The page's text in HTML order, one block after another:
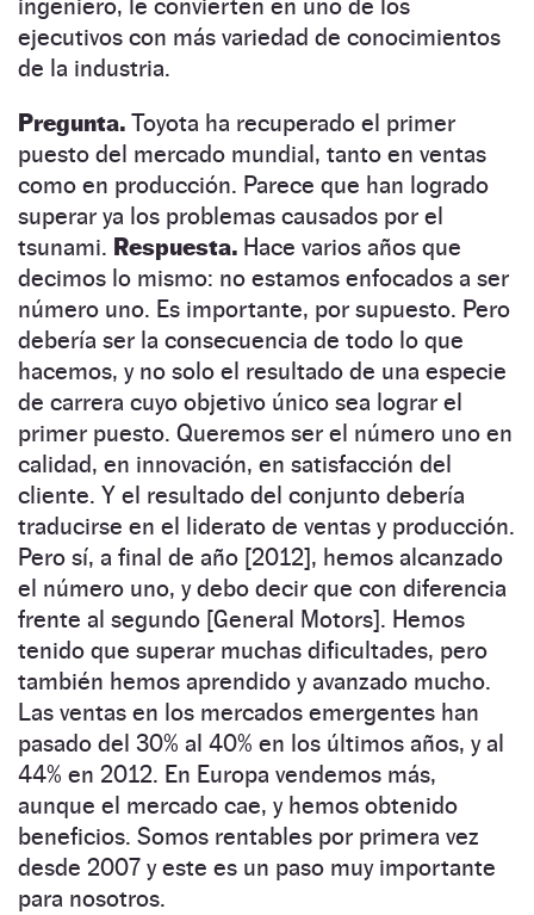
ingeniero, le convierten en uno de los
ejecutivos con más variedad de conocimientos
de la industria.
Pregunta. Toyota ha recuperado el primer
puesto del mercado mundial, tanto en ventas
como en producción. Parece que han logrado
superar ya los problemas causados por el
tsunami. Respuesta. Hace varios años que
decimos lo mismo: no estamos enfocados a ser
número uno. Es importante, por supuesto. Pero
debería ser la consecuencia de todo lo que
hacemos, y no solo el resultado de una especie
de carrera cuyo objetivo único sea lograr el
primer puesto. Queremos ser el número uno en
calidad, en innovación, en satisfacción del
cliente. Y el resultado del conjunto debería
traducirse en el liderato de ventas y producción.
Pero sí, a final de año [2012], hemos alcanzado
el número uno, y debo decir que con diferencia
frente al segundo [General Motors]. Hemos
tenido que superar muchas dificultades, pero
también hemos aprendido y avanzado mucho.
Las ventas en los mercados emergentes han
pasado del 30% al 40% en los últimos años, y al
44% en 2012. En Europa vendemos más,
aunque el mercado cae, y hemos obtenido
beneficios. Somos rentables por primera vez
desde 2007 y este es un paso muy importante
para nosotros.